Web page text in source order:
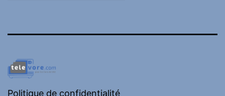
Politique de confidentialité